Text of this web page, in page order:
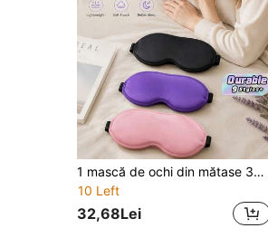
1 mască de ochi din mătase 3D, potrivită pentru somn, călătorii nocturne, pui de somn, cu blocare a luminii, moale și confortabilă pentru dormitor, călătorii, birou, școală, rechizite pentru întoarcerea la școală
10 Left
32,68Lei